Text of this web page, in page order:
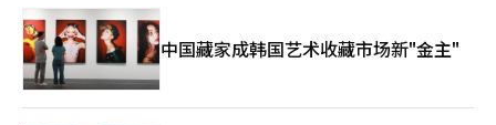
中国藏家成韩国艺术收藏市场新"金主"